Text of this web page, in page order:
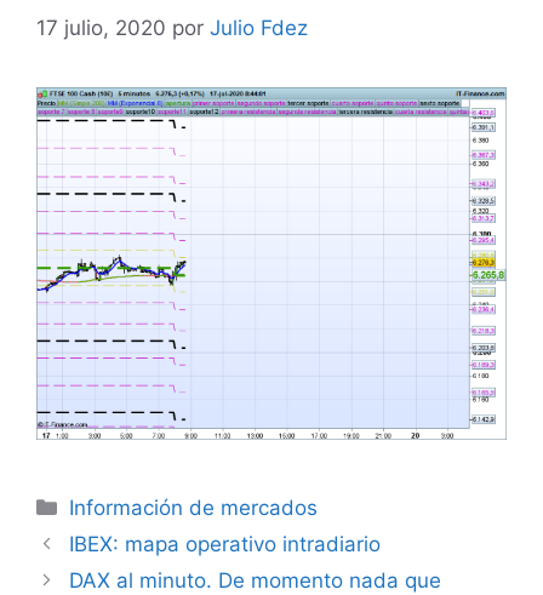
17 julio, 2020 por Julio Fdez
Categorías
Información de mercados
IBEX: mapa operativo intradiario
DAX al minuto. De momento nada que